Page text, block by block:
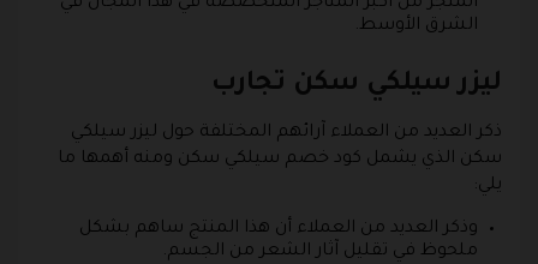
الشرق الأوسط.
ليزر سيلكي سكن تجارب
ذكر العديد من العملاء آرائهم المختلفة حول ليزر سيلكي
سكن الذي يشمل كود خصم سيلكي سكن ومنه أهمها ما
يلي:
وذكر العديد من العملاء أن هذا المنتج ساهم بشكل
ملحوظ في تقليل آثار الشعر من الجسم.